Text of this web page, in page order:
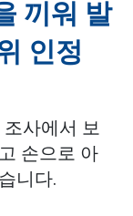
끼워 발
인정
사에서 보
손으로 아
니다.